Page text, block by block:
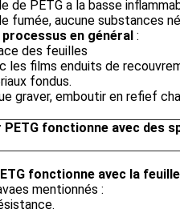
de PETG a la basse
fumée, aucune substances
processus en général :
des feuilles
les films enduits de
fondus.
graver, emboutir en refief
fonctionne avec des
fonctionne avec la
mentionnés :